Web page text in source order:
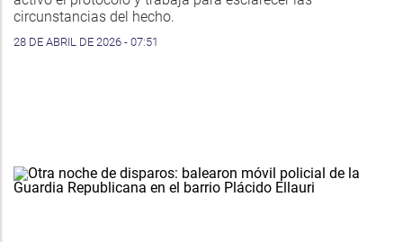
circunstancias del hecho.
28 DE ABRIL DE 2026 - 07:51